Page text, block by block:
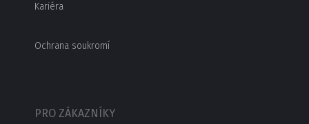
Kariéra
Ochrana soukromí
PRO ZÁKAZNÍKY